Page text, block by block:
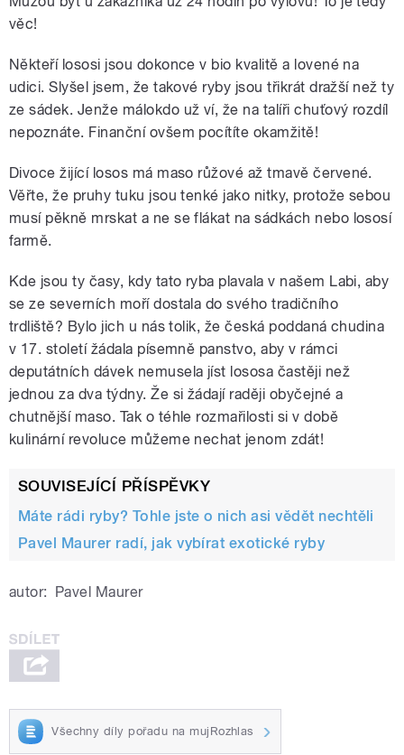
věc!
Někteří lososi jsou dokonce v bio kvalitě a lovené na
udici. Slyšel jsem, že takové ryby jsou třikrát dražší než ty
ze sádek. Jenže málokdo už ví, že na talíři chuťový rozdíl
nepoznáte. Finanční ovšem pocítíte okamžitě!
Divoce žijící losos má maso růžové až tmavě červené.
Věřte, že pruhy tuku jsou tenké jako nitky, protože sebou
musí pěkně mrskat a ne se flákat na sádkách nebo lososí
farmě.
Kde jsou ty časy, kdy tato ryba plavala v našem Labi, aby
se ze severních moří dostala do svého tradičního
trdliště? Bylo jich u nás tolik, že česká poddaná chudina
v 17. století žádala písemně panstvo, aby v rámci
deputátních dávek nemusela jíst lososa častěji než
jednou za dva týdny. Že si žádají raději obyčejné a
chutnější maso. Tak o téhle rozmařilosti si v době
kulinární revoluce můžeme nechat jenom zdát!
SOUVISEJÍCÍ PŘÍSPĚVKY
Máte rádi ryby? Tohle jste o nich asi vědět nechtěli
Pavel Maurer radí, jak vybírat exotické ryby
autor: Pavel Maurer
Všechny díly pořadu na mujRozhlas